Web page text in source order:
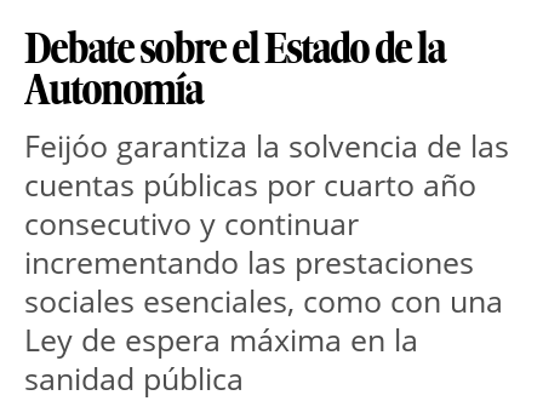
Debate sobre el Estado de la
Autonomía
Feijóo garantiza la solvencia de las
cuentas públicas por cuarto año
consecutivo y continuar
incrementando las prestaciones
sociales esenciales, como con una
Ley de espera máxima en la
sanidad pública